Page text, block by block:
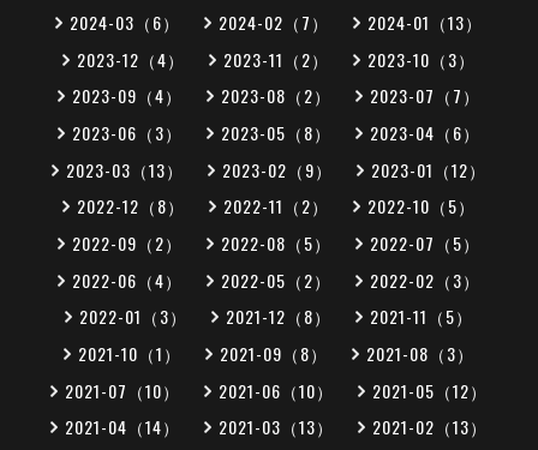
2024-03（6）
2024-02（7）
2024-01（13）
2023-12（4）
2023-11（2）
2023-10（3）
2023-09（4）
2023-08（2）
2023-07（7）
2023-06（3）
2023-05（8）
2023-04（6）
2023-03（13）
2023-02（9）
2023-01（12）
2022-12（8）
2022-11（2）
2022-10（5）
2022-09（2）
2022-08（5）
2022-07（5）
2022-06（4）
2022-05（2）
2022-02（3）
2022-01（3）
2021-12（8）
2021-11（5）
2021-10（1）
2021-09（8）
2021-08（3）
2021-07（10）
2021-06（10）
2021-05（12）
2021-04（14）
2021-03（13）
2021-02（13）